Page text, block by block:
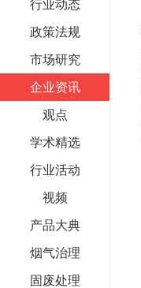
行业动态
政策法规
市场研究
企业资讯
观点
学术精选
行业活动
视频
产品大典
烟气治理
固废处理